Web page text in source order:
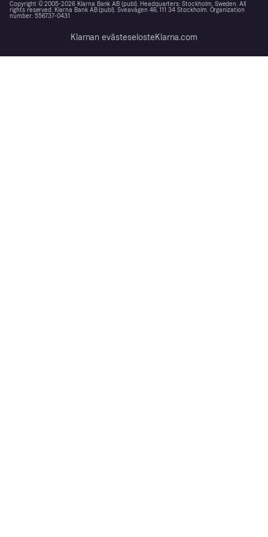
Copyright © 2005-2026 Klarna Bank AB (publ). Headquarters: Stockholm, Sweden. All
rights reserved. Klarna Bank AB (publ). Sveavägen 46, 111 34 Stockholm. Organization
number: 556737-0431
Klarnan evästeselosteKlarna.com